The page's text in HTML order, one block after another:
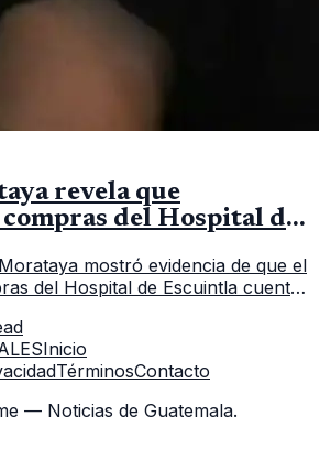
revela que
compras del Hospital de
mostró evidencia de que el
del Hospital de Escuintla cuenta
Inicio
TérminosContacto
— Noticias de Guatemala.